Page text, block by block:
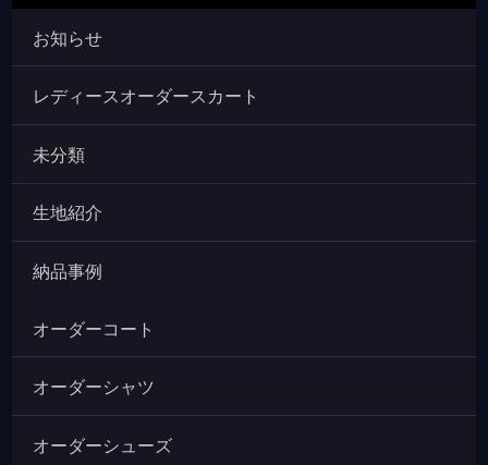
お知らせ
レディースオーダースカート
未分類
生地紹介
納品事例
オーダーコート
オーダーシャツ
オーダーシューズ